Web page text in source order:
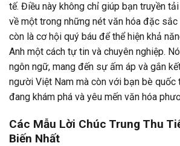
tế. Điều này không chỉ giúp bạn truyền
về một trong những nét văn hóa đặc sắc
còn là cơ hội quý báu để thể hiện khả
Anh một cách tự tin và chuyên nghiệp.
ngôn ngữ, mang đến sự ấm áp và gắn
người Việt Nam mà còn với bạn bè quốc
đang khám phá và yêu mến văn hóa
Các Mẫu Lời Chúc Trung Thu
Biến Nhất